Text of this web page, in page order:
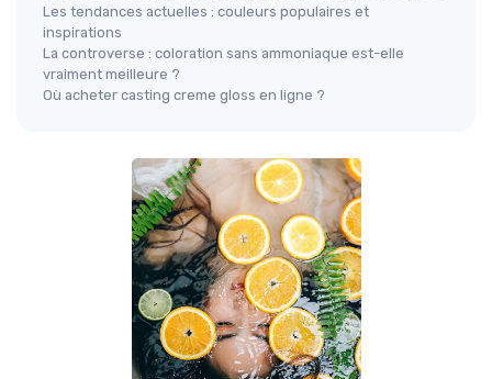
Les tendances actuelles : couleurs populaires et
inspirations
La controverse : coloration sans ammoniaque est-elle
vraiment meilleure ?
Où acheter casting creme gloss en ligne ?